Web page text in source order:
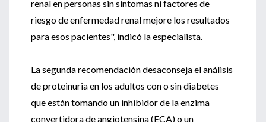
renal en personas sin síntomas ni factores de
riesgo de enfermedad renal mejore los resultados
para esos pacientes", indicó la especialista.
La segunda recomendación desaconseja el análisis
de proteinuria en los adultos con o sin diabetes
que están tomando un inhibidor de la enzima
convertidora de angiotensina (ECA) o un